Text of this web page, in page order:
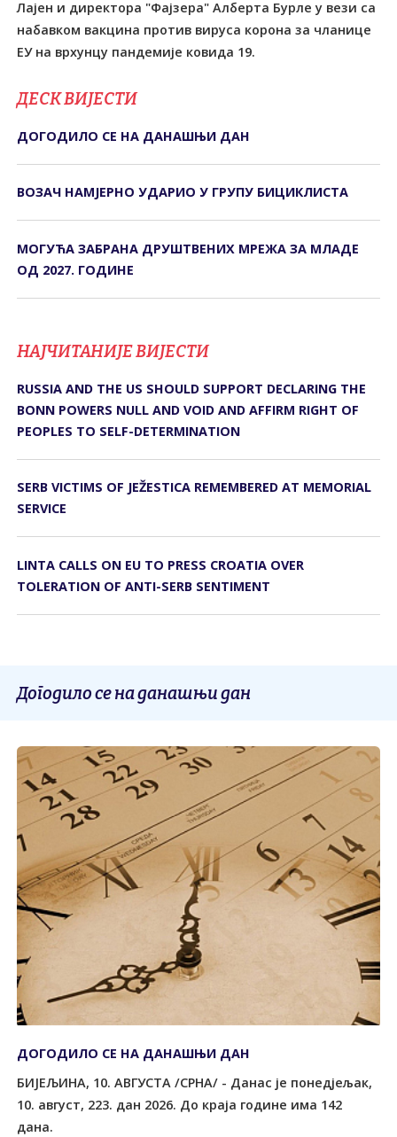
Лајен и директора "Фајзера" Алберта Бурле у вези са
набавком вакцина против вируса корона за чланице
ЕУ на врхунцу пандемије ковида 19.
ДЕСК ВИЈЕСТИ
ДОГОДИЛО СЕ НА ДАНАШЊИ ДАН
ВОЗАЧ НАМЈЕРНО УДАРИО У ГРУПУ БИЦИКЛИСТА
МОГУЋА ЗАБРАНА ДРУШТВЕНИХ МРЕЖА ЗА МЛАДЕ
ОД 2027. ГОДИНЕ
НАЈЧИТАНИЈЕ ВИЈЕСТИ
RUSSIA AND THE US SHOULD SUPPORT DECLARING THE
BONN POWERS NULL AND VOID AND AFFIRM RIGHT OF
PEOPLES TO SELF-DETERMINATION
SERB VICTIMS OF JEŽESTICA REMEMBERED AT MEMORIAL
SERVICE
LINTA CALLS ON EU TO PRESS CROATIA OVER
TOLERATION OF ANTI-SERB SENTIMENT
Догодило се на данашњи дан
ДОГОДИЛО СЕ НА ДАНАШЊИ ДАН
БИЈЕЉИНА, 10. АВГУСТА /СРНА/ - Данас је понедјељак,
10. август, 223. дан 2026. До краја године има 142
дана.